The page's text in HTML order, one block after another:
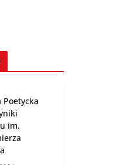
będą
Poetycka
im.